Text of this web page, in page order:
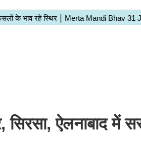
सिरसा, ऐलनाबाद में